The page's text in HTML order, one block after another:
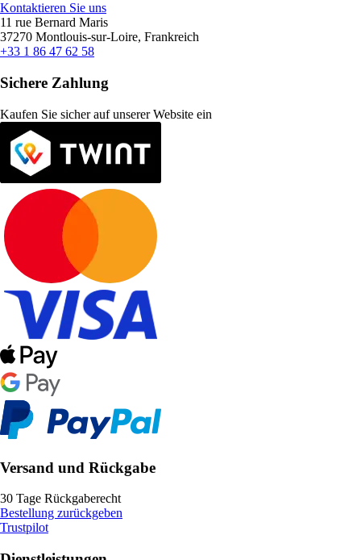
Kontaktieren Sie uns
11 rue Bernard Maris
37270 Montlouis-sur-Loire, Frankreich
+33 1 86 47 62 58
Sichere Zahlung
Kaufen Sie sicher auf unserer Website ein
Versand und Rückgabe
30 Tage Rückgaberecht
Bestellung zurückgeben
Trustpilot